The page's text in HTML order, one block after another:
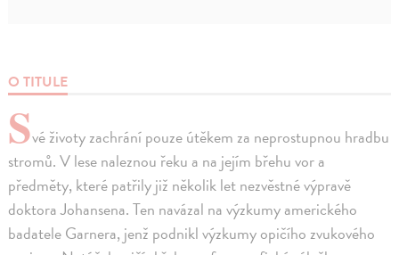
O TITULE
Své životy zachrání pouze útěkem za neprostupnou hradbu
stromů. V lese naleznou řeku a na jejím břehu vor a
předměty, které patřily již několik let nezvěstné výpravě
doktora Johansena. Ten navázal na výzkumy amerického
badatele Garnera, jenž podnikl výzkumy opičího zvukového